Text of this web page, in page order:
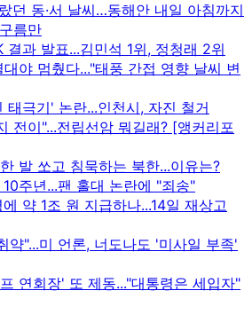
던 동·서 날씨…동해안 내일 아침까지
름만
결과 발표...김민석 1위, 정청래 2위
야 멈췄다..."태풍 간접 영향 날씨 변
태극기' 논란...인천시, 자진 철거
전이"...전립선암 뭐길래? [앵커리포
발 쏘고 침묵하는 북한...이유는?
주년...팬 홀대 논란에 "죄송"
약 1조 원 지급하나...14일 재상고
약"...미 언론, 너도나도 '미사일 부족'
연회장' 또 제동..."대통령은 세입자"